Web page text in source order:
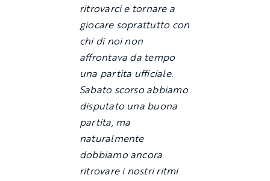
ritrovarci e tornare a
giocare soprattutto con
chi di noi non
affrontava da tempo
una partita ufficiale.
Sabato scorso abbiamo
disputato una buona
partita, ma
naturalmente
dobbiamo ancora
ritrovare i nostri ritmi